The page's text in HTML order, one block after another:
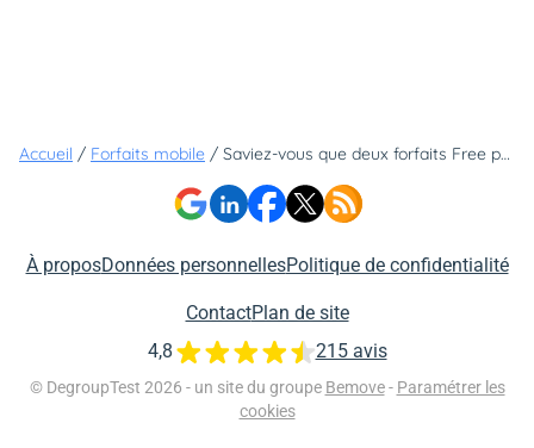
Accueil / Forfaits mobile / Saviez-vous que deux forfaits Free permettaient d'obtenir jusqu'à 220 chaînes TV en direct ?
À proposDonnées personnellesPolitique de confidentialité
ContactPlan de site
© DegroupTest 2026 - un site du groupe Bemove - Paramétrer les
cookies
4,8 215 avis